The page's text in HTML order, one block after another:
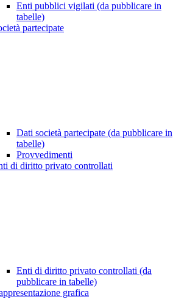
Enti pubblici vigilati (da pubblicare in
tabelle)
partecipate
Dati società partecipate (da pubblicare in
tabelle)
Provvedimenti
di diritto privato controllati
Enti di diritto privato controllati (da
pubblicare in tabelle)
grafica